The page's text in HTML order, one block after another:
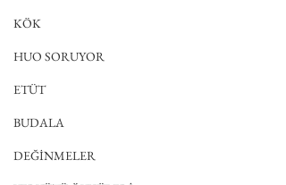
KÖK
HUO SORUYOR
ETÜT
BUDALA
DEĞİNMELER